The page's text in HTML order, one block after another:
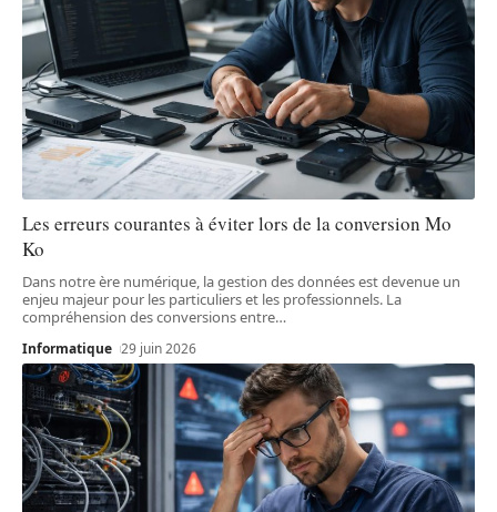
Les erreurs courantes à éviter lors de la conversion Mo
Ko
Dans notre ère numérique, la gestion des données est devenue un
enjeu majeur pour les particuliers et les professionnels. La
compréhension des conversions entre…
Informatique 29 juin 2026